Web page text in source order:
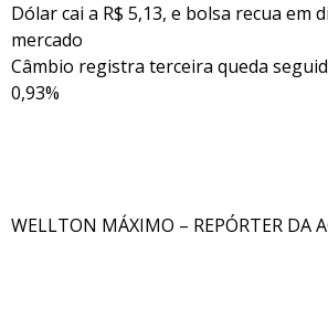
Dólar cai a R$ 5,13, e bolsa recua em
mercado
Câmbio registra terceira queda
0,93%
WELLTON MÁXIMO – REPÓRTER DA